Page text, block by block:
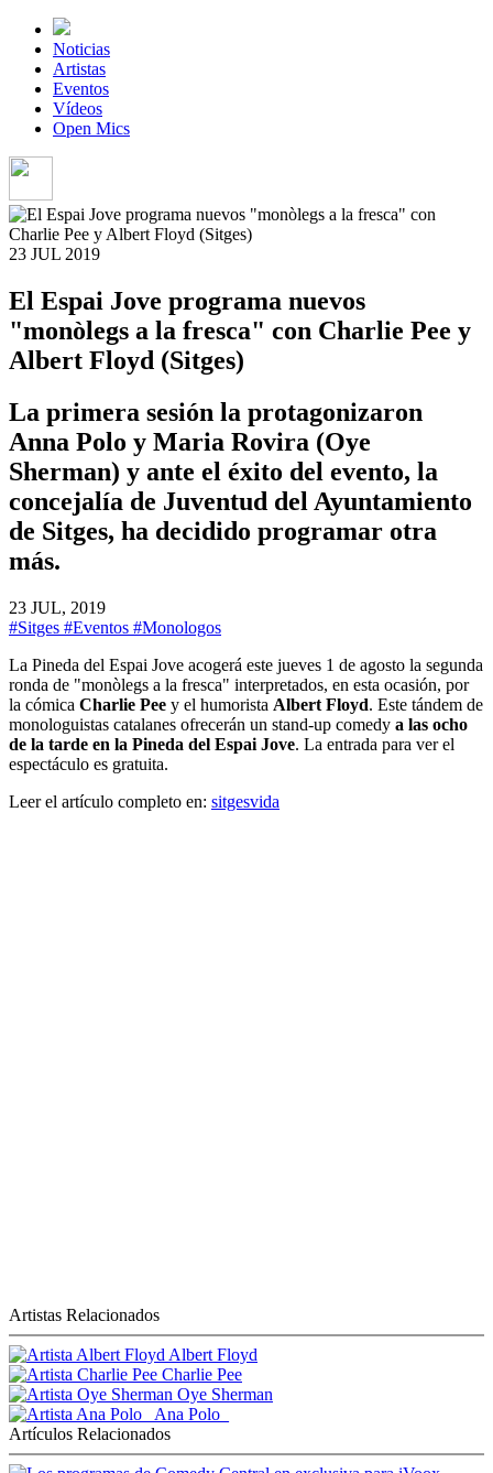
Noticias
Artistas
Eventos
Vídeos
Open Mics
23 JUL 2019
El Espai Jove programa nuevos
"monòlegs a la fresca" con Charlie Pee y
Albert Floyd (Sitges)
La primera sesión la protagonizaron
Anna Polo y Maria Rovira (Oye
Sherman) y ante el éxito del evento, la
concejalía de Juventud del Ayuntamiento
de Sitges, ha decidido programar otra
más.
23 JUL, 2019
#Sitges #Eventos #Monologos
La Pineda del Espai Jove acogerá este jueves 1 de agosto la segunda
ronda de "monòlegs a la fresca" interpretados, en esta ocasión, por
la cómica Charlie Pee y el humorista Albert Floyd. Este tándem de
monologuistas catalanes ofrecerán un stand-up comedy a las ocho
de la tarde en la Pineda del Espai Jove. La entrada para ver el
espectáculo es gratuita.
Leer el artículo completo en: sitgesvida
Artistas Relacionados
Albert Floyd
Charlie Pee
Oye Sherman
Ana Polo_
Artículos Relacionados